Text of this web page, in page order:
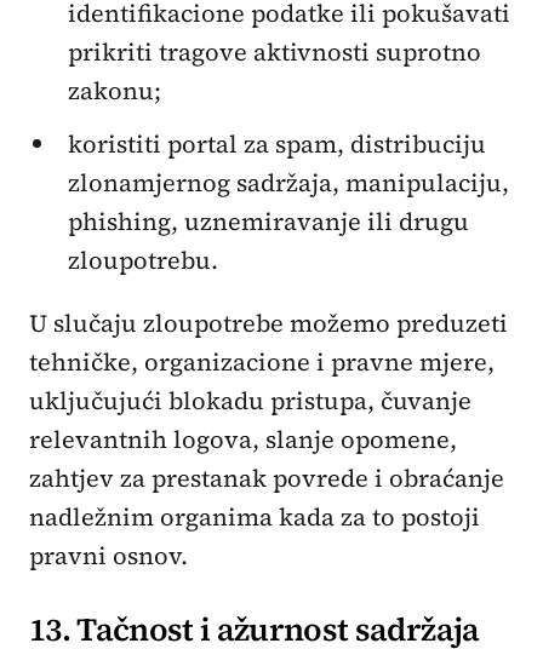
identifikacione podatke ili pokušavati
prikriti tragove aktivnosti suprotno
zakonu;
koristiti portal za spam, distribuciju
zlonamjernog sadržaja, manipulaciju,
phishing, uznemiravanje ili drugu
zloupotrebu.
U slučaju zloupotrebe možemo preduzeti
tehničke, organizacione i pravne mjere,
uključujući blokadu pristupa, čuvanje
relevantnih logova, slanje opomene,
zahtjev za prestanak povrede i obraćanje
nadležnim organima kada za to postoji
pravni osnov.
13. Tačnost i ažurnost sadržaja